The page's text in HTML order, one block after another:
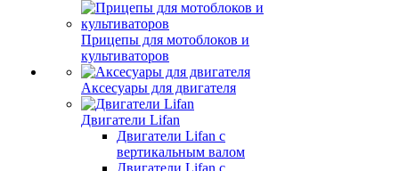
Прицепы для мотоблоков и
культиваторов
Аксесуары для двигателя
Двигатели Lifan
Двигатели Lifan с
вертикальным валом
Двигатели Lifan с